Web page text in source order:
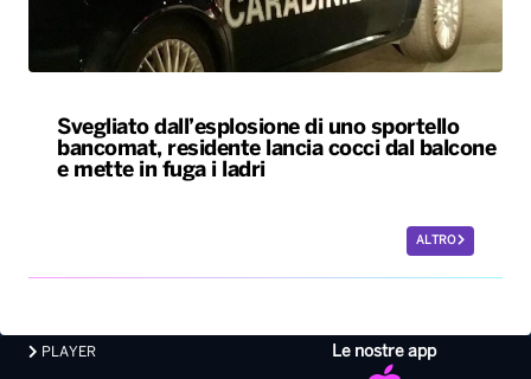
Svegliato dall’esplosione di uno sportello
bancomat, residente lancia cocci dal balcone
e mette in fuga i ladri
ALTRO
Le nostre app
PLAYER